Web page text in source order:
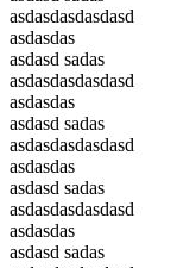
asdasdasdasdasd
asdasdas
asdasd sadas
asdasdasdasdasd
asdasdas
asdasd sadas
asdasdasdasdasd
asdasdas
asdasd sadas
asdasdasdasdasd
asdasdas
asdasd sadas